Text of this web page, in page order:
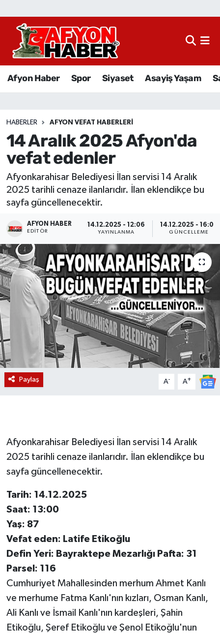
Afyon Haber Spor Siyaset Asayiş Yaşam
HABERLER AFYON VEFAT HABERLERI
14 Aralık 2025 Afyon'da
vefat edenler
Afyonkarahisar Belediyesi İlan servisi 14 Aralık
2025 tarihli cenaze ilanlarıdır. İlan eklendikçe bu
sayfa güncellenecektir.
AFYON HABER
EDITÖR
14.12.2025 - 12:06
YAYINLANMA
14.12.2025 - 16:02
GÜNCELLEME
Paylaş A- A+
Afyonkarahisar Belediyesi İlan servisi 14 Aralık
2025 tarihli cenaze ilanlarıdır. İlan eklendikçe bu
sayfa güncellenecektir.
Tarih: 14.12.2025
Saat: 13:00
Yaş: 87
Vefat eden: Latife Etikoğlu
Defin Yeri: Bayraktepe Mezarlığı Pafta: 31
Parsel: 116
Cumhuriyet Mahallesinden merhum Ahmet Kanlı
ve merhume Fatma Kanlı'nın kızları, Osman Kanlı,
Ali Kanlı ve İsmail Kanlı'nın kardeşleri, Şahin
Etikoğlu, Şeref Etikoğlu ve Şenol Etikoğlu'nun
Afyon Haber
Sağlık
Eğitim
Sivil Toplum
Etkinlikler